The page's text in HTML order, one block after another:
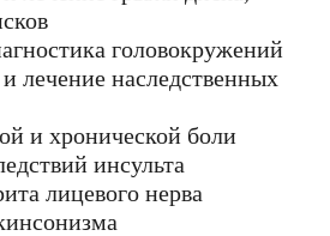
головокружений
лечение наследственных
и хронической боли
инсульта
лицевого нерва